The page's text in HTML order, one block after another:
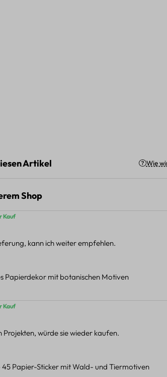
Artikel Wie
Shop
Kauf
kann ich weiter empfehlen.
Papierdekor mit botanischen Motiven
Kauf
würde sie wieder kaufen.
45 Papier-Sticker mit Wald- und Tiermotiven